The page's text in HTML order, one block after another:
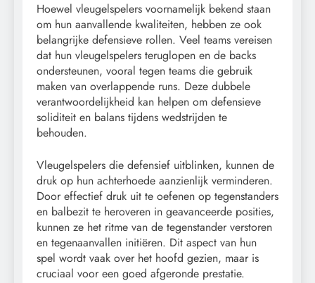
Hoewel vleugelspelers voornamelijk bekend staan
om hun aanvallende kwaliteiten, hebben ze ook
belangrijke defensieve rollen. Veel teams vereisen
dat hun vleugelspelers teruglopen en de backs
ondersteunen, vooral tegen teams die gebruik
maken van overlappende runs. Deze dubbele
verantwoordelijkheid kan helpen om defensieve
soliditeit en balans tijdens wedstrijden te
behouden.
Vleugelspelers die defensief uitblinken, kunnen de
druk op hun achterhoede aanzienlijk verminderen.
Door effectief druk uit te oefenen op tegenstanders
en balbezit te heroveren in geavanceerde posities,
kunnen ze het ritme van de tegenstander verstoren
en tegenaanvallen initiëren. Dit aspect van hun
spel wordt vaak over het hoofd gezien, maar is
cruciaal voor een goed afgeronde prestatie.